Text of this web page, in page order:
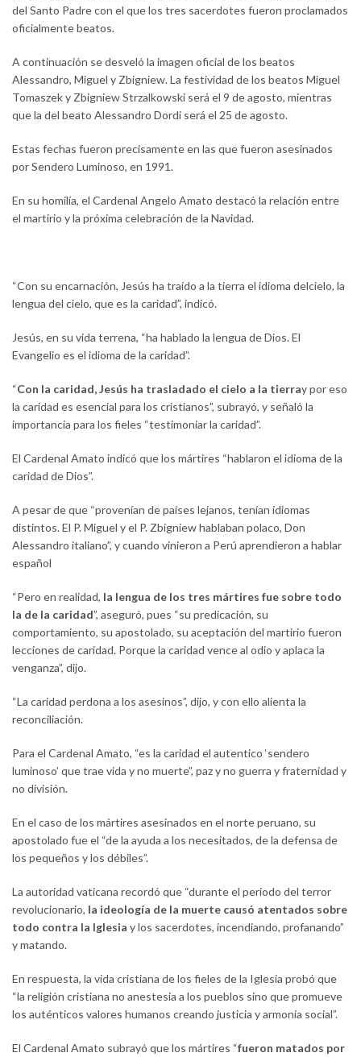
del Santo Padre con el que los tres sacerdotes fueron proclamados
oficialmente beatos.
A continuación se desveló la imagen oficial de los beatos
Alessandro, Miguel y Zbigniew. La festividad de los beatos Miguel
Tomaszek y Zbigniew Strzalkowski será el 9 de agosto, mientras
que la del beato Alessandro Dordi será el 25 de agosto.
Estas fechas fueron precisamente en las que fueron asesinados
por Sendero Luminoso, en 1991.
En su homilía, el Cardenal Angelo Amato destacó la relación entre
el martirio y la próxima celebración de la Navidad.
“Con su encarnación, Jesús ha traído a la tierra el idioma delcielo, la
lengua del cielo, que es la caridad”, indicó.
Jesús, en su vida terrena, “ha hablado la lengua de Dios. El
Evangelio es el idioma de la caridad”.
“Con la caridad, Jesús ha trasladado el cielo a la tierray por eso
la caridad es esencial para los cristianos”, subrayó, y señaló la
importancia para los fieles “testimoniar la caridad”.
El Cardenal Amato indicó que los mártires “hablaron el idioma de la
caridad de Dios”.
A pesar de que “provenían de países lejanos, tenían idiomas
distintos. El P. Miguel y el P. Zbigniew hablaban polaco, Don
Alessandro italiano”, y cuando vinieron a Perú aprendieron a hablar
español
“Pero en realidad, la lengua de los tres mártires fue sobre todo
la de la caridad”, aseguró, pues “su predicación, su
comportamiento, su apostolado, su aceptación del martirio fueron
lecciones de caridad. Porque la caridad vence al odio y aplaca la
venganza”, dijo.
“La caridad perdona a los asesinos”, dijo, y con ello alienta la
reconciliación.
Para el Cardenal Amato, “es la caridad el autentico ‘sendero
luminoso’ que trae vida y no muerte”, paz y no guerra y fraternidad y
no división.
En el caso de los mártires asesinados en el norte peruano, su
apostolado fue el “de la ayuda a los necesitados, de la defensa de
los pequeños y los débiles”.
La autoridad vaticana recordó que “durante el periodo del terror
revolucionario, la ideología de la muerte causó atentados sobre
todo contra la Iglesia y los sacerdotes, incendiando, profanando”
y matando.
En respuesta, la vida cristiana de los fieles de la Iglesia probó que
“la religión cristiana no anestesia a los pueblos sino que promueve
los auténticos valores humanos creando justicia y armonía social”.
El Cardenal Amato subrayó que los mártires “fueron matados por